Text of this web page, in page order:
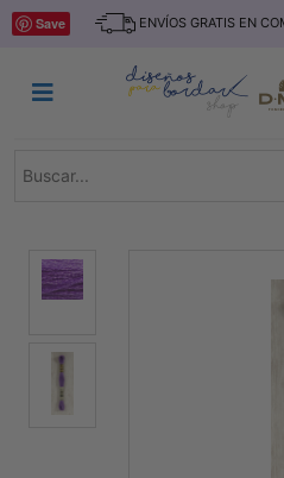
Saltar
ENVÍOS GRATIS EN
INICIO
TEJIDO
TELAS
MARCAS
NOVEDADES
Save